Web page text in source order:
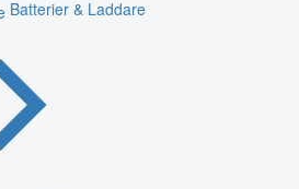
Batterier & Laddare